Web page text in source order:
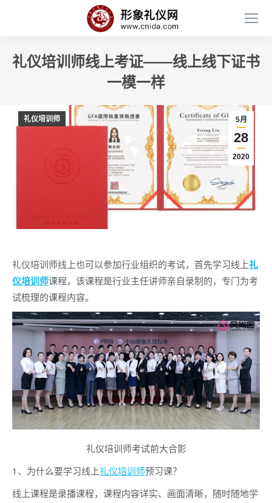
礼仪培训师线上考证——线上线下证书
一模一样
5月
28
2020
礼仪培训师
礼仪培训师线上也可以参加行业组织的考试，首先学习线上礼
仪培训师课程，该课程是行业主任讲师亲自录制的，专门为考
试梳理的课程内容。
礼仪培训师考试前大合影
1、为什么要学习线上礼仪培训师预习课？
线上课程是录播课程，课程内容详实、画面清晰，随时随地学